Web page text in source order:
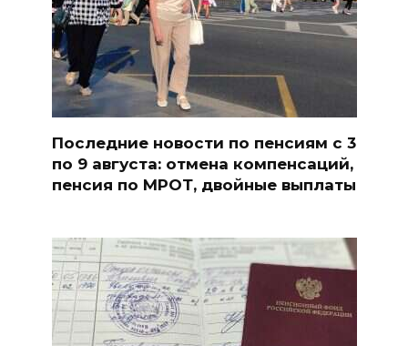
Последние новости по пенсиям с 3
по 9 августа: отмена компенсаций,
пенсия по МРОТ, двойные выплаты